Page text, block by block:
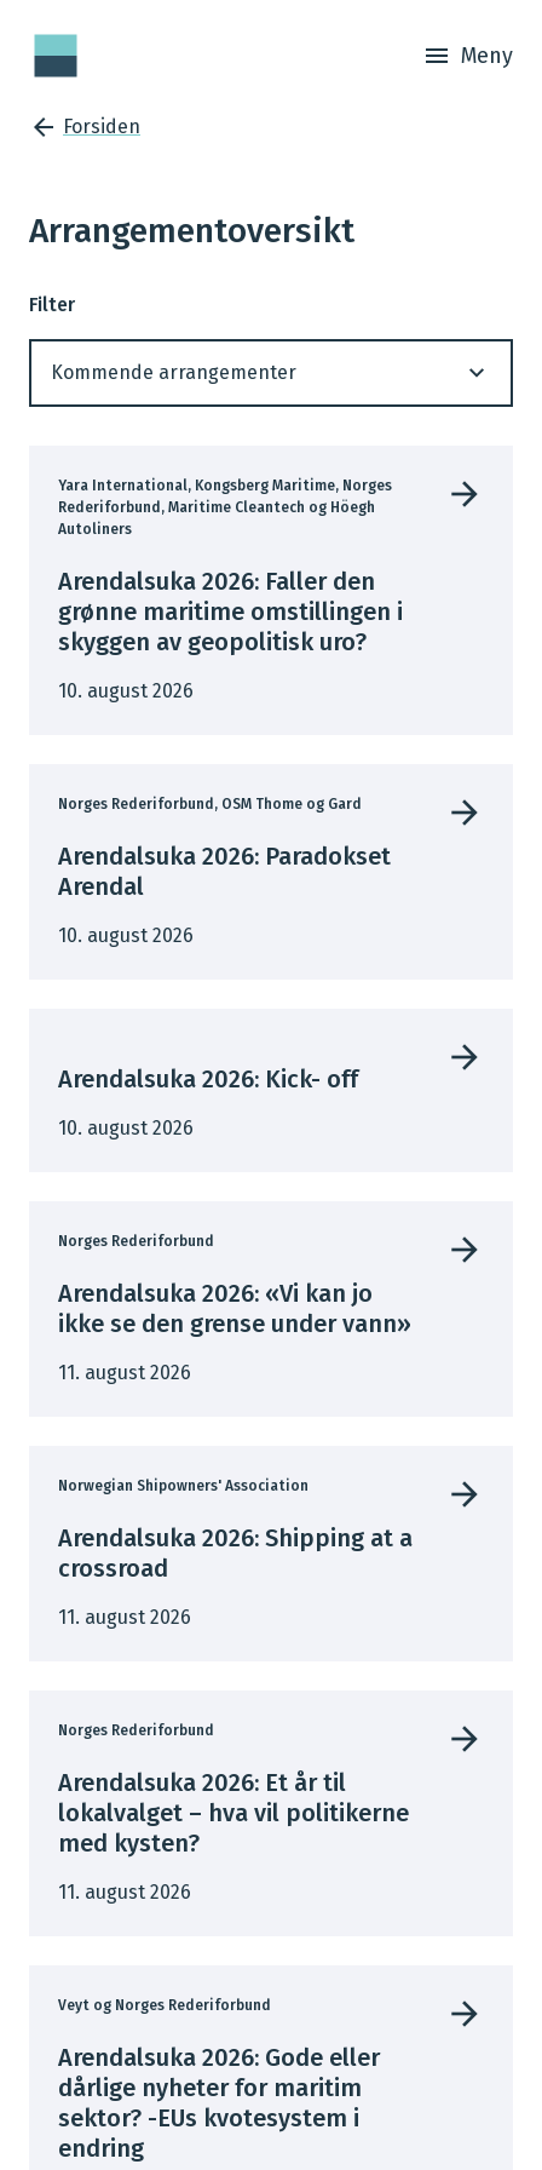
Meny
Forsiden
Arrangementoversikt
Filter
Yara International, Kongsberg Maritime, Norges
Rederiforbund, Maritime Cleantech og Höegh
Autoliners
Arendalsuka 2026: Faller den
grønne maritime omstillingen i
skyggen av geopolitisk uro?
10. august 2026
Norges Rederiforbund, OSM Thome og Gard
Arendalsuka 2026: Paradokset
Arendal
10. august 2026
Arendalsuka 2026: Kick- off
10. august 2026
Norges Rederiforbund
Arendalsuka 2026: «Vi kan jo
ikke se den grense under vann»
11. august 2026
Norwegian Shipowners' Association
Arendalsuka 2026: Shipping at a
crossroad
11. august 2026
Norges Rederiforbund
Arendalsuka 2026: Et år til
lokalvalget – hva vil politikerne
med kysten?
11. august 2026
Veyt og Norges Rederiforbund
Arendalsuka 2026: Gode eller
dårlige nyheter for maritim
sektor? -EUs kvotesystem i
endring